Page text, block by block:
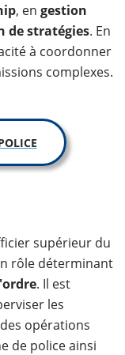
, en gestion
de stratégies. En
à coordonner
complexes.
supérieur du
rôle déterminant
. Il est
les
opérations
de police ainsi